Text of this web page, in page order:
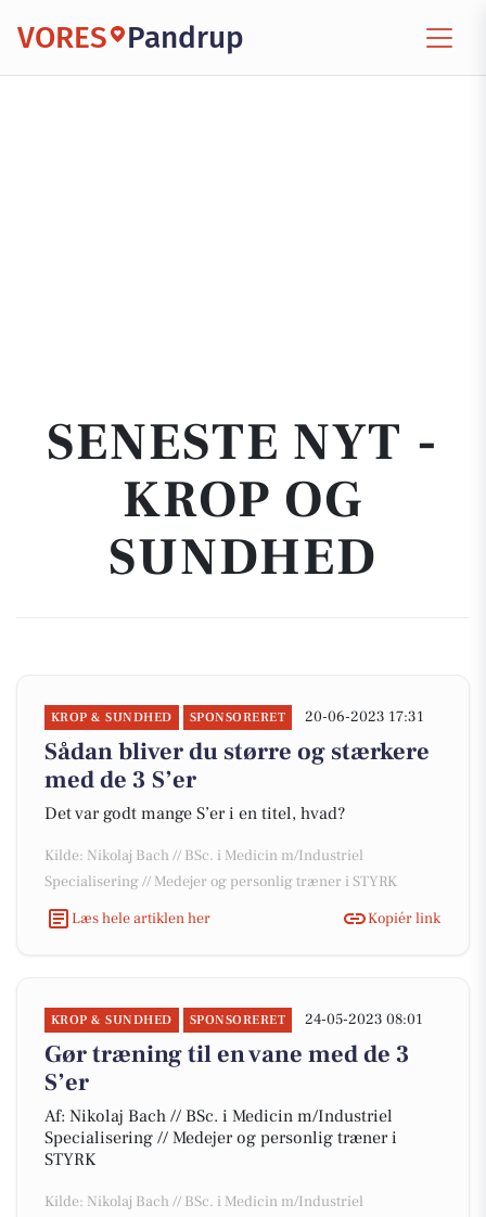
VORES Pandrup
SENESTE NYT -
KROP OG
SUNDHED
KROP & SUNDHED SPONSORERET 20-06-2023 17:31
Sådan bliver du større og stærkere
med de 3 S’er
Det var godt mange S’er i en titel, hvad?
Kilde: Nikolaj Bach // BSc. i Medicin m/Industriel
Specialisering // Medejer og personlig træner i STYRK
Læs hele artiklen her
Kopiér link
KROP & SUNDHED SPONSORERET 24-05-2023 08:01
Gør træning til en vane med de 3
S’er
Af: Nikolaj Bach // BSc. i Medicin m/Industriel
Specialisering // Medejer og personlig træner i
STYRK
Kilde: Nikolaj Bach // BSc. i Medicin m/Industriel